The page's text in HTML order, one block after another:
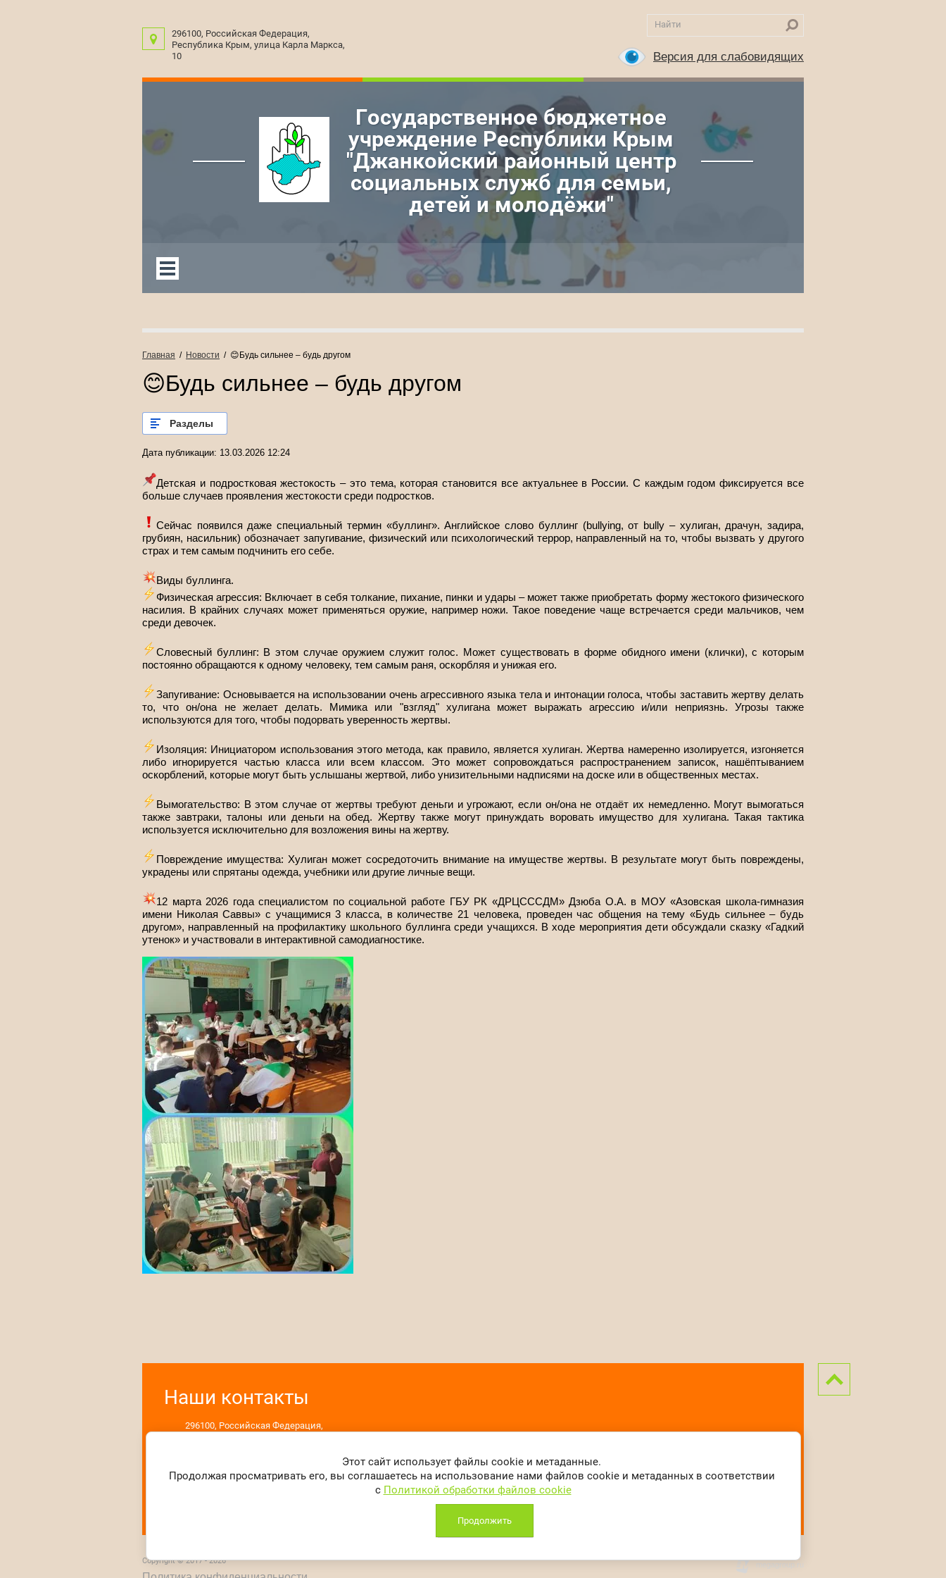
296100, Российская Федерация,
Республика Крым, улица Карла Маркса,
10
Версия для слабовидящих
Государственное бюджетное
учреждение Республики Крым
"Джанкойский районный центр
социальных служб для семьи,
детей и молодёжи"
Главная
  /
Новости
  /  😊Будь сильнее – будь другом
😊Будь сильнее – будь другом
Разделы
Дата публикации: 13.03.2026 12:24
Детская и подростковая жестокость – это тема, которая становится все актуальнее в России. С каждым годом фиксируется все
больше случаев проявления жестокости среди подростков.
Сейчас появился даже специальный термин «буллинг». Английское слово буллинг (bullying, от bully – хулиган, драчун, задира,
грубиян, насильник) обозначает запугивание, физический или психологический террор, направленный на то, чтобы вызвать у другого
страх и тем самым подчинить его себе.
Виды буллинга.
Физическая агрессия: Включает в себя толкание, пихание, пинки и удары – может также приобретать форму жестокого физического
насилия. В крайних случаях может применяться оружие, например ножи. Такое поведение чаще встречается среди мальчиков, чем
среди девочек.
Словесный буллинг: В этом случае оружием служит голос. Может существовать в форме обидного имени (клички), с которым
постоянно обращаются к одному человеку, тем самым раня, оскорбляя и унижая его.
Запугивание: Основывается на использовании очень агрессивного языка тела и интонации голоса, чтобы заставить жертву делать
то, что он/она не желает делать. Мимика или "взгляд" хулигана может выражать агрессию и/или неприязнь. Угрозы также
используются для того, чтобы подорвать уверенность жертвы.
Изоляция: Инициатором использования этого метода, как правило, является хулиган. Жертва намеренно изолируется, изгоняется
либо игнорируется частью класса или всем классом. Это может сопровождаться распространением записок, нашёптыванием
оскорблений, которые могут быть услышаны жертвой, либо унизительными надписями на доске или в общественных местах.
Вымогательство: В этом случае от жертвы требуют деньги и угрожают, если он/она не отдаёт их немедленно. Могут вымогаться
также завтраки, талоны или деньги на обед. Жертву также могут принуждать воровать имущество для хулигана. Такая тактика
используется исключительно для возложения вины на жертву.
Повреждение имущества: Хулиган может сосредоточить внимание на имуществе жертвы. В результате могут быть повреждены,
украдены или спрятаны одежда, учебники или другие личные вещи.
12 марта 2026 года специалистом по социальной работе ГБУ РК «ДРЦСССДМ» Дзюба О.А. в МОУ «Азовская школа-гимназия
имени Николая Саввы» с учащимися 3 класса, в количестве 21 человека, проведен час общения на тему «Будь сильнее – будь
другом», направленный на профилактику школьного буллинга среди учащихся. В ходе мероприятия дети обсуждали сказку «Гадкий
утенок» и участвовали в интерактивной самодиагностике.
Наши контакты
296100, Российская Федерация,
Copyright © 2017 - 2026
Этот сайт использует файлы cookie и метаданные.
Продолжая просматривать его, вы соглашаетесь на использование нами файлов cookie и метаданных в соответствии
с Политикой обработки файлов cookie
Продолжить